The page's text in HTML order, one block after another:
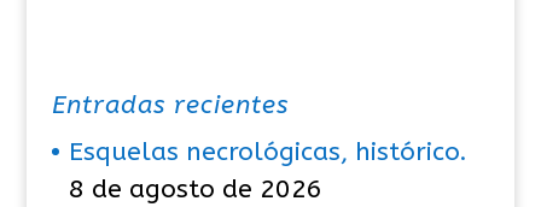
Entradas recientes
Esquelas necrológicas, histórico.
8 de agosto de 2026